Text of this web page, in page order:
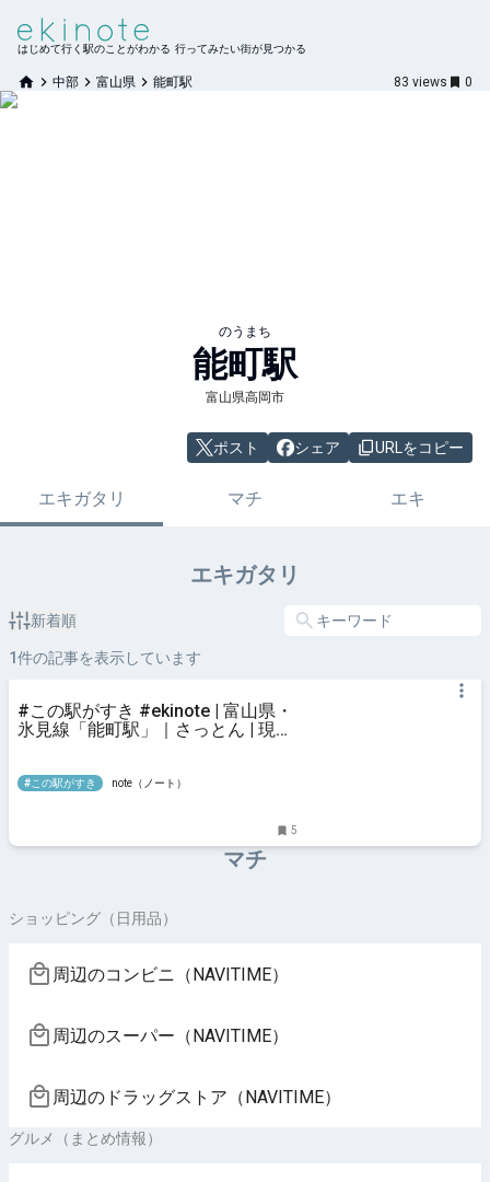
はじめて行く駅のことがわかる 行ってみたい街が見つかる
中部 富山県 能町駅 83 views 0
のうまち
能町駅
富山県高岡市
ポスト シェア URLをコピー
エキガタリ マチ エキ
エキガタリ
新着順
1件の記事を表示しています
#この駅がすき #ekinote | 富山県・
氷見線「能町駅」｜さっとん | 現役
#この駅がすき note（ノート）
5
マチ
ショッピング（日用品）
周辺のコンビニ（NAVITIME）
周辺のスーパー（NAVITIME）
周辺のドラッグストア（NAVITIME）
グルメ（まとめ情報）